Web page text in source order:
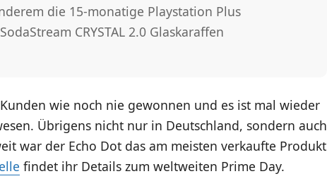
die 15-monatige Playstation Plus
CRYSTAL 2.0 Glaskaraffen
wie noch nie gewonnen und es ist mal wieder
Übrigens nicht nur in Deutschland, sondern auch
war der Echo Dot das am meisten verkaufte Produkt
findet ihr Details zum weltweiten Prime Day.